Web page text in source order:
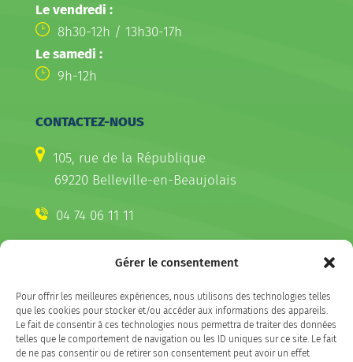
Gérer le consentement
Pour offrir les meilleures expériences, nous utilisons des technologies telles
que les cookies pour stocker et/ou accéder aux informations des appareils.
Le fait de consentir à ces technologies nous permettra de traiter des données
telles que le comportement de navigation ou les ID uniques sur ce site. Le fait
de ne pas consentir ou de retirer son consentement peut avoir un effet
Le vendredi :
8h30-12h / 13h30-17h
Le samedi :
9h-12h
CONTACTEZ-NOUS
105, rue de la République
69220 Belleville-en-Beaujolais
04 74 06 11 11
CONTACTEZ-NOUS
Télécharger l'appli Belleville
sur votre smartphone